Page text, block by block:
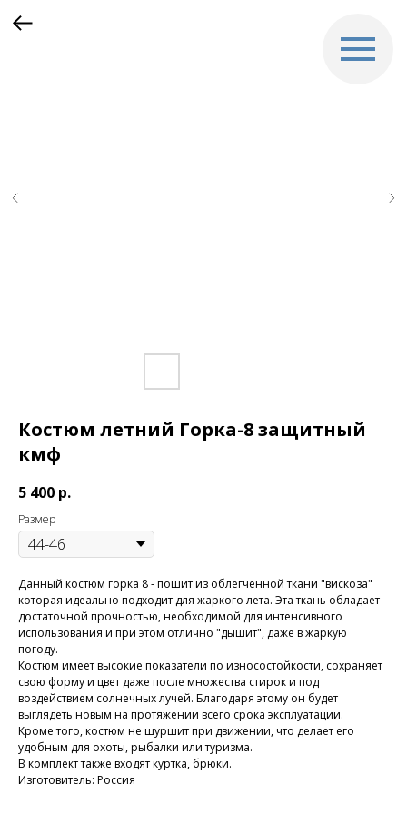
Костюм летний Горка-8 защитный
кмф
5 400 р.
Размер
Данный костюм горка 8 - пошит из облегченной ткани "вискоза"
которая идеально подходит для жаркого лета. Эта ткань обладает
достаточной прочностью, необходимой для интенсивного
использования и при этом отлично "дышит", даже в жаркую
погоду.
Костюм имеет высокие показатели по износостойкости, сохраняет
свою форму и цвет даже после множества стирок и под
воздействием солнечных лучей. Благодаря этому он будет
выглядеть новым на протяжении всего срока эксплуатации.
Кроме того, костюм не шуршит при движении, что делает его
удобным для охоты, рыбалки или туризма.
В комплект также входят куртка, брюки.
Изготовитель: Россия